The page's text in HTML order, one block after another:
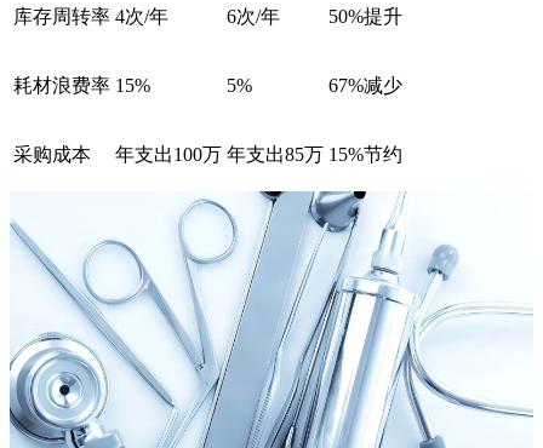
库存周转率 4次/年 6次/年 50%提升
耗材浪费率 15% 5% 67%减少
采购成本 年支出100万 年支出85万 15%节约